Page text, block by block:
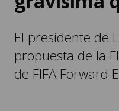
El presidente de
propuesta de la
de FIFA Forward